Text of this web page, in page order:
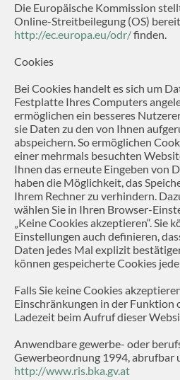
Die Europäische Kommission
Online-Streitbeilegung (OS)
http://ec.europa.eu/odr/finden.
Cookies
Bei Cookies handelt es sich um
Festplatte Ihres Computers
ermöglichen ein besseres
sie Daten zu den von Ihnen
abspeichern. So ermöglichen
einer mehrmals besuchten
Ihnen das erneute Eingeben von
haben die Möglichkeit, das
Ihrem Rechner zu verhindern.
wählen Sie in Ihren Browser-
„Keine Cookies akzeptieren“. Sie
Einstellungen auch definieren,
Daten jedes Mal explizit
können gespeicherte Cookies
Falls Sie keine Cookies
Einschränkungen in der Funktion
Ladezeit beim Aufruf dieser
Anwendbare gewerbe- oder
Gewerbeordnung 1994, abrufbar
http://www.ris.bka.gv.at